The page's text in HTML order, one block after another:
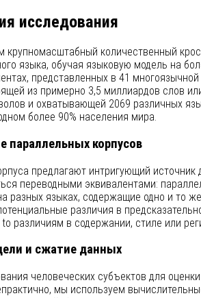
исследования
крупномасштабный количественный
языка, обучая языковую модель на
представленных в 41 многоязычной
из примерно 3,5 миллиардов слов
и охватывающей 2069 различных
более 90% населения мира.
параллельных корпусов
предлагают интригующий источник
переводными эквивалентами:
разных языках, содержащие одно и то
различия в
различиям в содержании, стиле или
и сжатие данных
человеческих субъектов для
мы используем